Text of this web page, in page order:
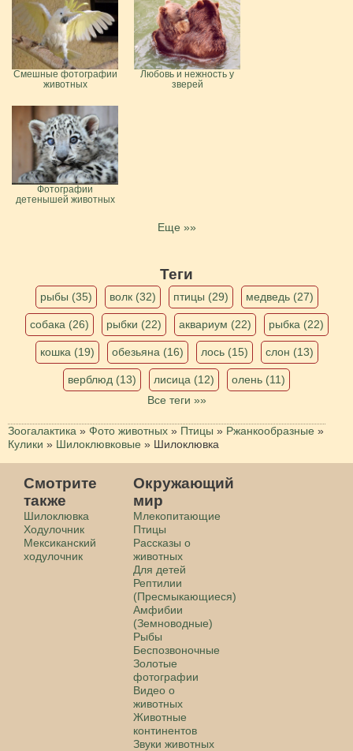
Смешные фотографии
животных
Любовь и нежность у
зверей
Фотографии
детенышей животных
Еще »»
Теги
рыбы (35) волк (32) птицы (29) медведь (27)
собака (26) рыбки (22) аквариум (22) рыбка (22)
кошка (19) обезьяна (16) лось (15) слон (13)
верблюд (13) лисица (12)
олень (11)
Все теги »»
Зоогалактика » Фото животных » Птицы » Ржанкообразные »
Кулики » Шилоклювковые » Шилоклювка
Смотрите
также
Шилоклювка
Ходулочник
Мексиканский
ходулочник
Окружающий
мир
Млекопитающие
Птицы
Рассказы о
животных
Для детей
Рептилии
(Пресмыкающиеся)
Амфибии
(Земноводные)
Рыбы
Беспозвоночные
Золотые
фотографии
Видео о
животных
Животные
континентов
Звуки животных